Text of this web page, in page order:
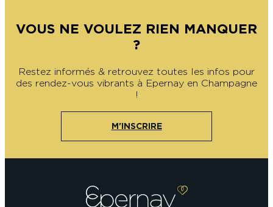
VOUS NE VOULEZ RIEN MANQUER
?
Restez informés & retrouvez toutes les infos pour
des rendez-vous vibrants à Epernay en Champagne
!
M'INSCRIRE